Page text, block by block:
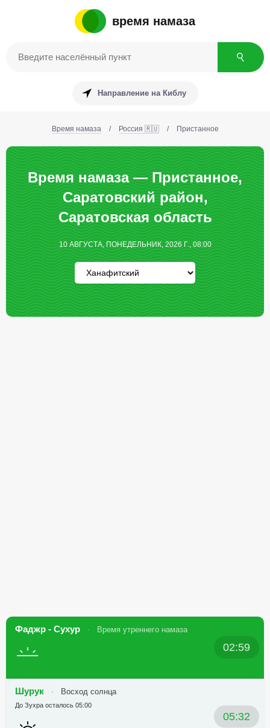
время намаза
Направление на Киблу
Время намаза / Россия 🇷🇺 / Пристанное
Время намаза — Пристанное,
Саратовский район,
Саратовская область
10 АВГУСТА, ПОНЕДЕЛЬНИК, 2026 Г., 08:00
Фаджр - Сухур Время утреннего намаза
02:59
Шурук Восход солнца
05:32
До Зухра осталось 05:00